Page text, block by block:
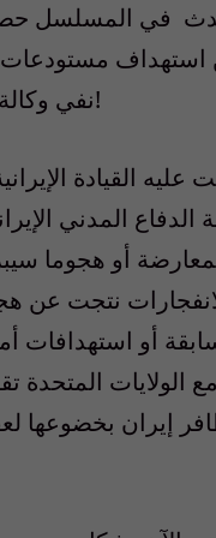
استهداف
نفي وكالة فارس وتأكيد وكالة مهر لحصول هذا الانفجار!
القيادة
المدني
أو هجوما
الانفجارات نتجت
أو استهدافات
الولايات المتحدة
إيران بخضوعها